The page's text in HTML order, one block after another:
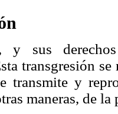
y sus
transgresión
transmite y
maneras, de